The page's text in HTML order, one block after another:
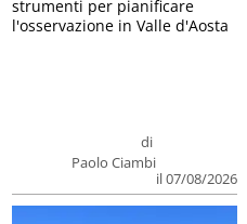
di
Paolo Ciambi
il 07/08/2026
strumenti per pianificare
l'osservazione in Valle d'Aosta